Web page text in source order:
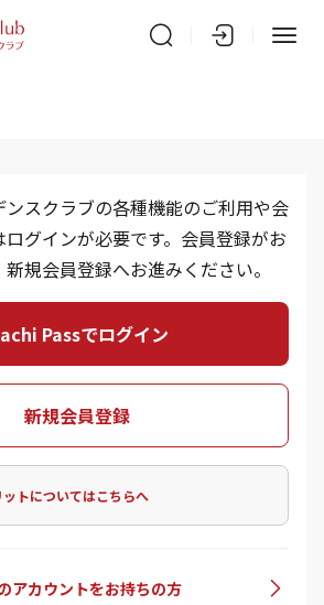
スクラブの各種機能のご利用や会
グインが必要です。会員登録がお
規会員登録へお進みください。
Passでログイン
新規会員登録
トについてはこちらへ
アカウントをお持ちの方